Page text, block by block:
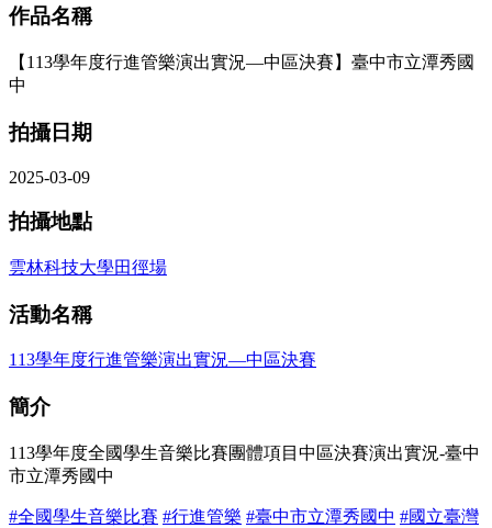
作品名稱
【113學年度行進管樂演出實況—中區決賽】臺中市立潭秀國
中
拍攝日期
2025-03-09
拍攝地點
雲林科技大學田徑場
活動名稱
113學年度行進管樂演出實況—中區決賽
簡介
113學年度全國學生音樂比賽團體項目中區決賽演出實況-臺中
市立潭秀國中
#全國學生音樂比賽 #行進管樂 #臺中市立潭秀國中 #國立臺灣